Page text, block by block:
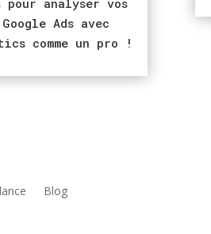
pour analyser vos
Ads avec
comme un pro !
Blog